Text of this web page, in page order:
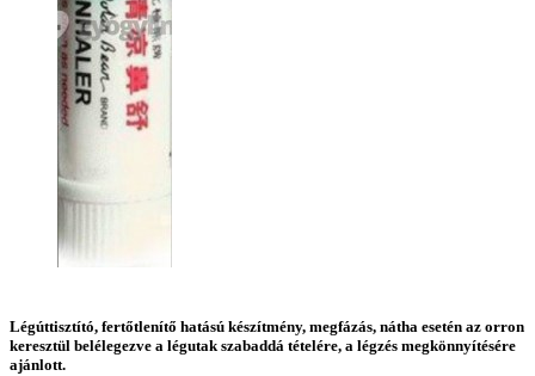
Légúttisztító, fertőtlenítő hatású készítmény, megfázás, nátha esetén az orron
keresztül belélegezve a légutak szabaddá tételére, a légzés megkönnyítésére
ajánlott.